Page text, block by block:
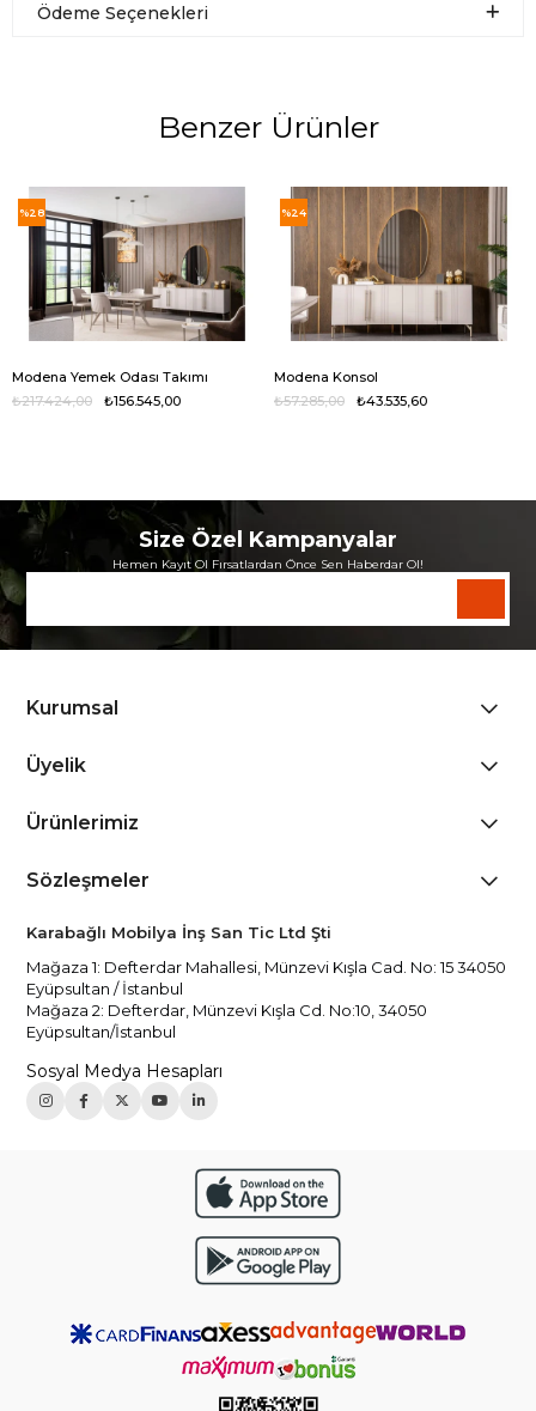
Ödeme Seçenekleri
Benzer Ürünler
Modena Yemek Odası Takımı
₺156.545,00
₺217.424,00
%28
Modena Konsol
₺43.535,60
₺57.285,00
%24
Size Özel Kampanyalar
Hemen Kayıt Ol Fırsatlardan Önce Sen Haberdar Ol!
Kurumsal
Üyelik
Ürünlerimiz
Sözleşmeler
Karabağlı Mobilya İnş San Tic Ltd Şti
Mağaza 1: Defterdar Mahallesi, Münzevi Kışla Cad. No: 15 34050
Eyüpsultan / İstanbul
Mağaza 2: Defterdar, Münzevi Kışla Cd. No:10, 34050
Eyüpsultan/İstanbul
Sosyal Medya Hesapları